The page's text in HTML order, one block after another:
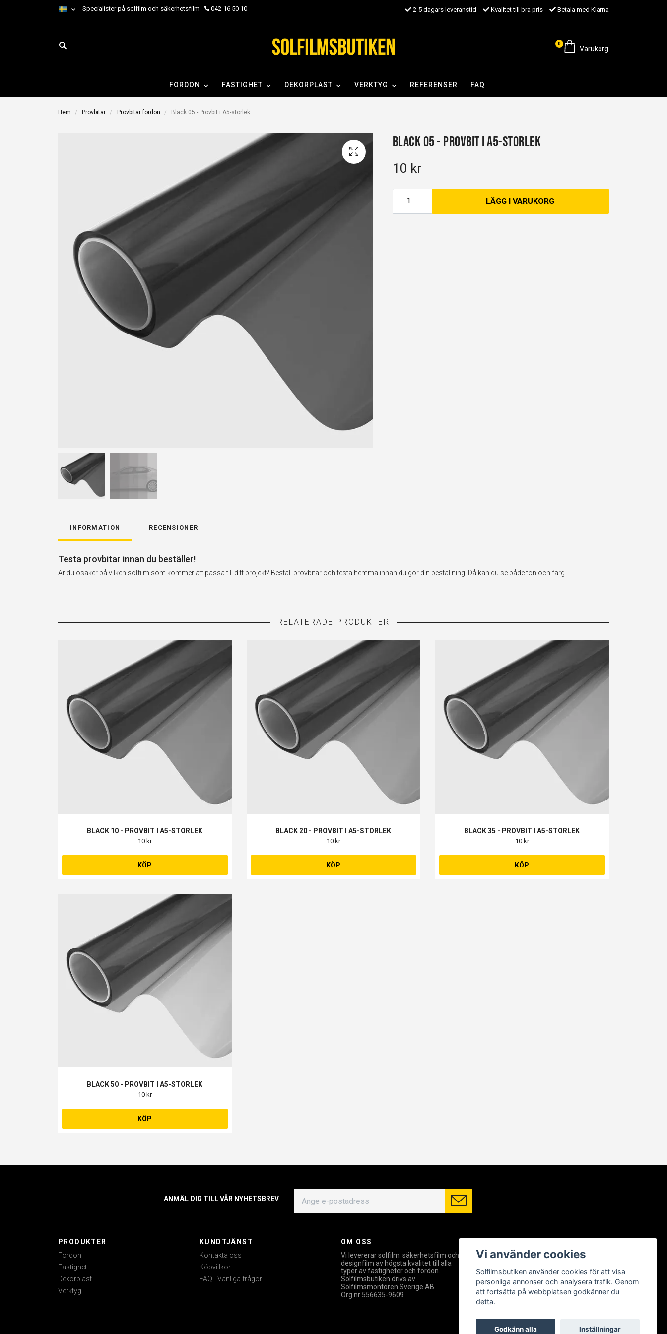
Specialister på solfilm och säkerhetsfilm 042-16 50 10 2-5 dagars leveranstid Kvalitet till bra pris Betala med Klarna
0
Varukorg
FORDON FASTIGHET DEKORPLAST VERKTYG REFERENSER FAQ
Hem Provbitar Provbitar fordon Black 05 - Provbit i A5-storlek
Black 05 - Provbit i A5-storlek
10 kr
LÄGG I VARUKORG
INFORMATION RECENSIONER
Testa provbitar innan du beställer!
Är du osäker på vilken solfilm som kommer att passa till ditt projekt? Beställ provbitar och testa hemma innan du gör din beställning. Då kan du se både ton och färg.
BLACK 10 - PROVBIT I A5-STORLEK
10 kr
KÖP
BLACK 20 - PROVBIT I A5-STORLEK
10 kr
KÖP
BLACK 35 - PROVBIT I A5-STORLEK
10 kr
KÖP
BLACK 50 - PROVBIT I A5-STORLEK
10 kr
KÖP
ANMÄL DIG TILL VÅR NYHETSBREV
PRODUKTER
Fordon
Fastighet
Dekorplast
Verktyg
KUNDTJÄNST
Kontakta oss
Köpvillkor
FAQ - Vanliga frågor
OM OSS
Vi levererar solfilm, säkerhetsfilm och
designfilm av högsta kvalitet till alla
typer av fastigheter och fordon.
Solfilmsbutiken drivs av
Solfilmsmontören Sverige AB.
Org.nr 556635-9609
Facebook
Instagram
YouTube
Vi använder cookies
Solfilmsbutiken använder cookies för att visa
personliga annonser och analysera trafik. Genom
att fortsätta på webbplatsen godkänner du
detta.
Godkänn alla Inställningar